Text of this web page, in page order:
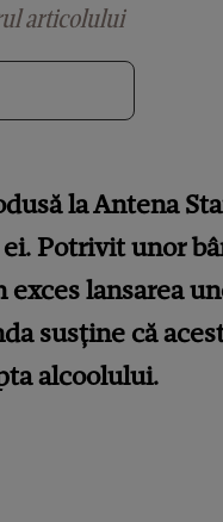
articolului
la Antena
Potrivit unor
exces lansarea
susține că
alcoolului.